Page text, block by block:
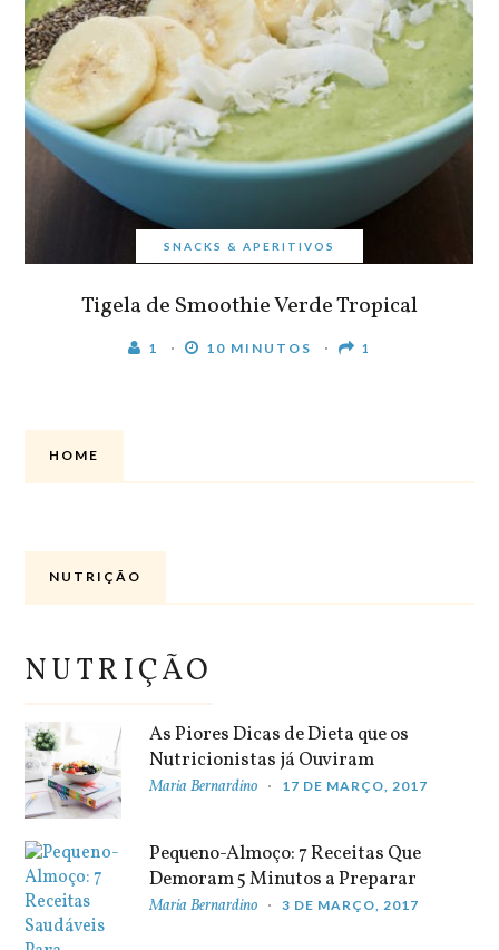
SNACKS & APERITIVOS
Tigela de Smoothie Verde Tropical
1 10 MINUTOS 1
HOME
NUTRIÇÃO
NUTRIÇÃO
As Piores Dicas de Dieta que os
Nutricionistas já Ouviram
Maria Bernardino 17 DE MARÇO, 2017
Pequeno-Almoço: 7 Receitas Que
Demoram 5 Minutos a Preparar
Maria Bernardino 3 DE MARÇO, 2017